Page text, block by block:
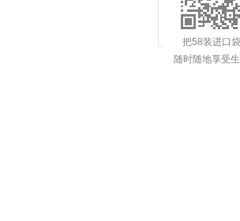
把58装进口袋
随时随地享受